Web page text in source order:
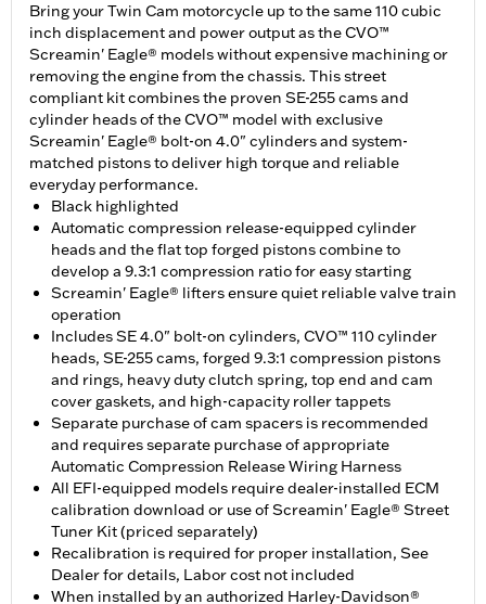
Bring your Twin Cam motorcycle up to the same 110 cubic
inch displacement and power output as the CVO™
Screamin' Eagle® models without expensive machining or
removing the engine from the chassis. This street
compliant kit combines the proven SE-255 cams and
cylinder heads of the CVO™ model with exclusive
Screamin' Eagle® bolt-on 4.0" cylinders and system-
matched pistons to deliver high torque and reliable
everyday performance.
Black highlighted
Automatic compression release-equipped cylinder
heads and the flat top forged pistons combine to
develop a 9.3:1 compression ratio for easy starting
Screamin' Eagle® lifters ensure quiet reliable valve train
operation
Includes SE 4.0" bolt-on cylinders, CVO™ 110 cylinder
heads, SE-255 cams, forged 9.3:1 compression pistons
and rings, heavy duty clutch spring, top end and cam
cover gaskets, and high-capacity roller tappets
Separate purchase of cam spacers is recommended
and requires separate purchase of appropriate
Automatic Compression Release Wiring Harness
All EFI-equipped models require dealer-installed ECM
calibration download or use of Screamin' Eagle® Street
Tuner Kit (priced separately)
Recalibration is required for proper installation, See
Dealer for details, Labor cost not included
When installed by an authorized Harley-Davidson®